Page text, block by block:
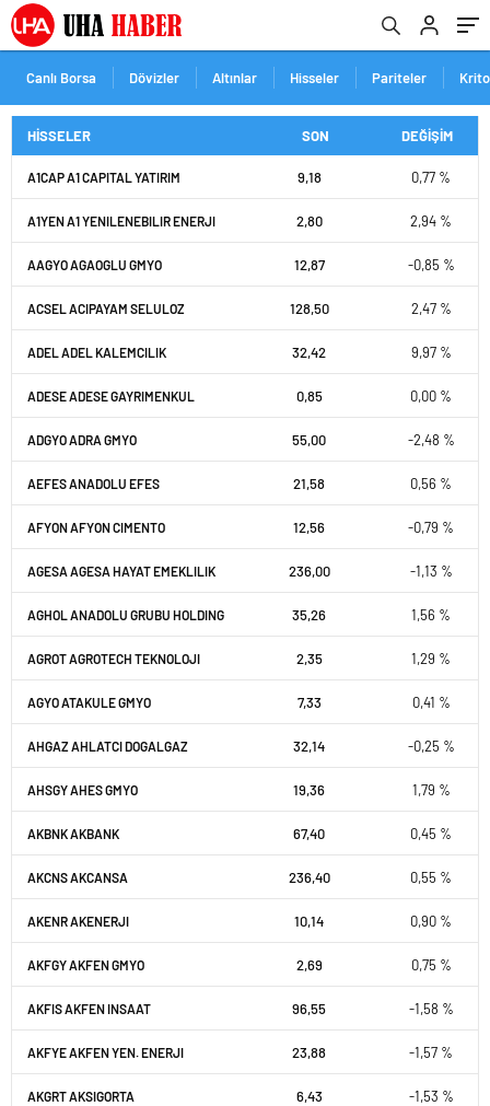
Canlı Borsa Dövizler Altınlar Hisseler Pariteler
HİSSELER SON DEĞİŞİM
A1CAP A1 CAPITAL YATIRIM 9,18 0,77 %
A1YEN A1 YENILENEBILIR ENERJI 2,80 2,94 %
AAGYO AGAOGLU GMYO 12,87 -0,85 %
ACSEL ACIPAYAM SELULOZ 128,50 2,47 %
ADEL ADEL KALEMCILIK 32,42 9,97 %
ADESE ADESE GAYRIMENKUL 0,85 0,00 %
ADGYO ADRA GMYO 55,00 -2,48 %
AEFES ANADOLU EFES 21,58 0,56 %
AFYON AFYON CIMENTO 12,56 -0,79 %
AGESA AGESA HAYAT EMEKLILIK 236,00 -1,13 %
AGHOL ANADOLU GRUBU HOLDING 35,26 1,56 %
AGROT AGROTECH TEKNOLOJI 2,35 1,29 %
AGYO ATAKULE GMYO 7,33 0,41 %
AHGAZ AHLATCI DOGALGAZ 32,14 -0,25 %
AHSGY AHES GMYO 19,36 1,79 %
AKBNK AKBANK 67,40 0,45 %
AKCNS AKCANSA 236,40 0,55 %
AKENR AKENERJI 10,14 0,90 %
AKFGY AKFEN GMYO 2,69 0,75 %
AKFIS AKFEN INSAAT 96,55 -1,58 %
AKFYE AKFEN YEN. ENERJI 23,88 -1,57 %
AKGRT AKSIGORTA 6,43 -1,53 %